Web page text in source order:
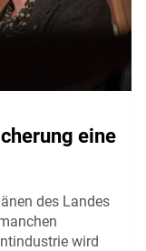
eine
des Landes
wird